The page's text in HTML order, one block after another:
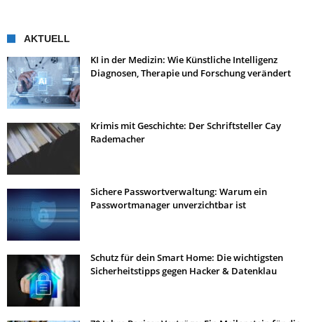
AKTUELL
KI in der Medizin: Wie Künstliche Intelligenz
Diagnosen, Therapie und Forschung verändert
Krimis mit Geschichte: Der Schriftsteller Cay
Rademacher
Sichere Passwortverwaltung: Warum ein
Passwortmanager unverzichtbar ist
Schutz für dein Smart Home: Die wichtigsten
Sicherheitstipps gegen Hacker & Datenklau